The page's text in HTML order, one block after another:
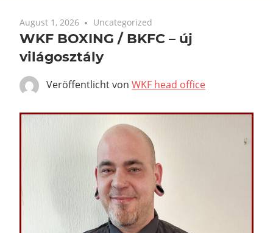
August 1, 2026 Uncategorized
WKF BOXING / BKFC – új
világosztály
Veröffentlicht von WKF head office